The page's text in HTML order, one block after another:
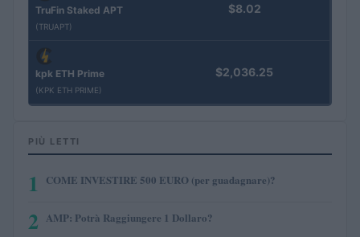
TruFin Staked APT
(TRUAPT)
$8.02
kpk ETH Prime
(KPK ETH PRIME)
$2,036.25
PIÙ LETTI
1 COME INVESTIRE 500 EURO (per guadagnare)?
2 AMP: Potrà Raggiungere 1 Dollaro?